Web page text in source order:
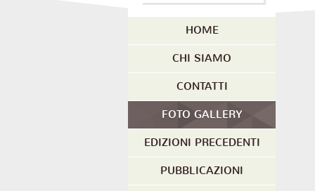
HOME
CHI SIAMO
CONTATTI
FOTO GALLERY
EDIZIONI PRECEDENTI
PUBBLICAZIONI